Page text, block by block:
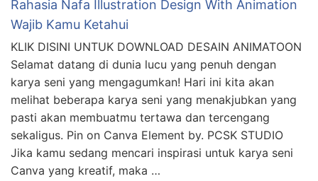
Rahasia Nafa Illustration Design With Animation
Wajib Kamu Ketahui
KLIK DISINI UNTUK DOWNLOAD DESAIN ANIMATOON
Selamat datang di dunia lucu yang penuh dengan
karya seni yang mengagumkan! Hari ini kita akan
melihat beberapa karya seni yang menakjubkan yang
pasti akan membuatmu tertawa dan tercengang
sekaligus. Pin on Canva Element by. PCSK STUDIO
Jika kamu sedang mencari inspirasi untuk karya seni
Canva yang kreatif, maka …